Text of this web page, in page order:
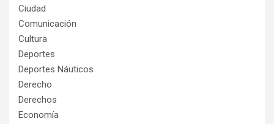
Ciudad
Comunicación
Cultura
Deportes
Deportes Náuticos
Derecho
Derechos
Economía